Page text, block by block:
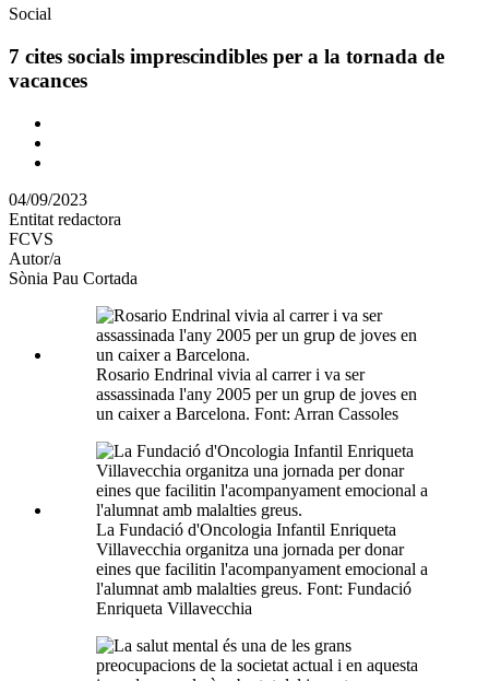
Àmbit
la
Social
7 cites socials imprescindibles per a la tornada de
vacances
Comparteix
altres
xarxes
04/09/2023
Entitat redactora
FCVS
Autor/a
Sònia Pau Cortada
Rosario Endrinal vivia al carrer i va ser
assassinada l'any 2005 per un grup de joves en
un caixer a Barcelona. Font: Arran Cassoles
La Fundació d'Oncologia Infantil Enriqueta
Villavecchia organitza una jornada per donar
eines que facilitin l'acompanyament emocional a
l'alumnat amb malalties greus. Font: Fundació
Enriqueta Villavecchia